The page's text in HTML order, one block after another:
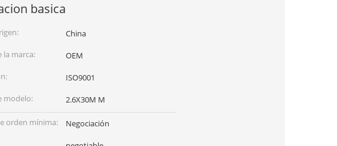
basica
China
la marca:
OEM
ISO9001
modelo:
2.6X30M M
orden mínima:
Negociación